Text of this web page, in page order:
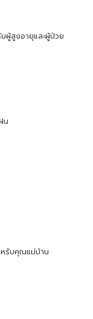
ผู้สูงอายุและผู้ป่วย
น
หรับคุณแม่บ้าน